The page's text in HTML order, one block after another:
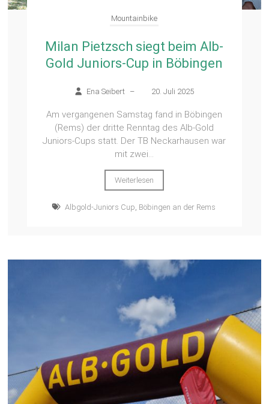
Mountainbike
Milan Pietzsch siegt beim Alb-
Gold Juniors-Cup in Böbingen
Ena Seibert – 20. Juli 2025
Am vergangenen Samstag fand in Böbingen
(Rems) der dritte Renntag des Alb-Gold
Juniors-Cups statt. Der TB Neckarhausen war
mit zwei...
Weiterlesen
Albgold-Juniors Cup, Böbingen an der Rems